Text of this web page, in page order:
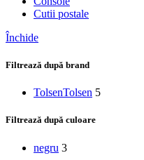
Cutii postale
Închide
Filtrează după brand
TolsenTolsen 5
Filtrează după culoare
negru 3